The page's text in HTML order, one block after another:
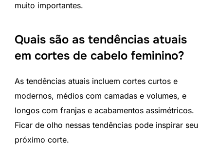
muito importantes.
Quais são as tendências atuais
em cortes de cabelo feminino?
As tendências atuais incluem cortes curtos e
modernos, médios com camadas e volumes, e
longos com franjas e acabamentos assimétricos.
Ficar de olho nessas tendências pode inspirar seu
próximo corte.